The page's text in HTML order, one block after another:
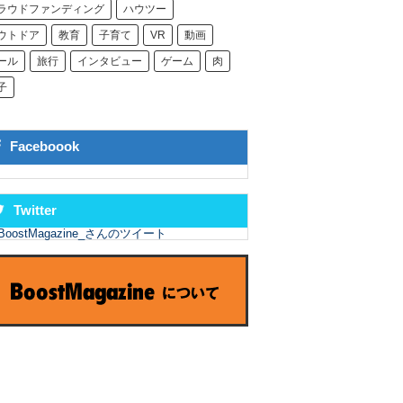
ウドファンディング ハウツー
トドア 教育 子育て VR 動画
ル 旅行 インタビュー ゲーム 肉
Faceboook
Twitter
さんのツイート